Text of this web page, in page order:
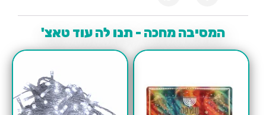
המסיבה מחכה - תנו לה עוד טאצ'